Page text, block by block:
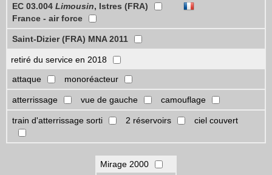
EC 03.004 Limousin, Istres (FRA)
France - air force
Saint-Dizier (FRA) MNA 2011
retiré du service en 2018
attaque
monoréacteur
atterrissage vue de gauche camouflage
train d'atterrissage sorti 2 réservoirs ciel couvert
Mirage 2000